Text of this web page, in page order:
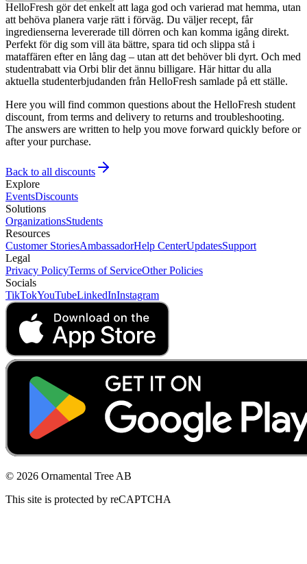
HelloFresh gör det enkelt att laga god och varierad mat hemma, utan
att behöva planera varje rätt i förväg. Du väljer recept, får
ingredienserna levererade till dörren och kan komma igång direkt.
Perfekt för dig som vill äta bättre, spara tid och slippa stå i
mataffären efter en lång dag – utan att det behöver bli dyrt. Och med
studentrabatt via Orbi blir det ännu billigare. Här hittar du alla
aktuella studenterbjudanden från HelloFresh samlade på ett ställe.
Here you will find common questions about the HelloFresh student
discount, from terms and delivery to returns and troubleshooting.
The answers are written to help you move forward quickly before or
after your purchase.
Back to all discounts
Explore
EventsDiscounts
Solutions
OrganizationsStudents
Resources
Customer StoriesAmbassadorHelp CenterUpdatesSupport
Legal
Privacy PolicyTerms of ServiceOther Policies
Socials
TikTokYouTubeLinkedInInstagram
© 2026 Ornamental Tree AB
This site is protected by reCAPTCHA